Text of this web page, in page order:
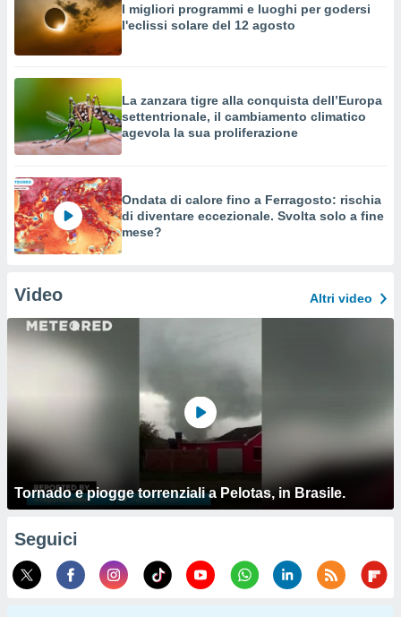
I migliori programmi e luoghi per godersi
l'eclissi solare del 12 agosto
La zanzara tigre alla conquista dell’Europa
settentrionale, il cambiamento climatico
agevola la sua proliferazione
Ondata di calore fino a Ferragosto: rischia
di diventare eccezionale. Svolta solo a fine
mese?
Video Altri video
Tornado e piogge torrenziali a Pelotas, in Brasile.
Seguici